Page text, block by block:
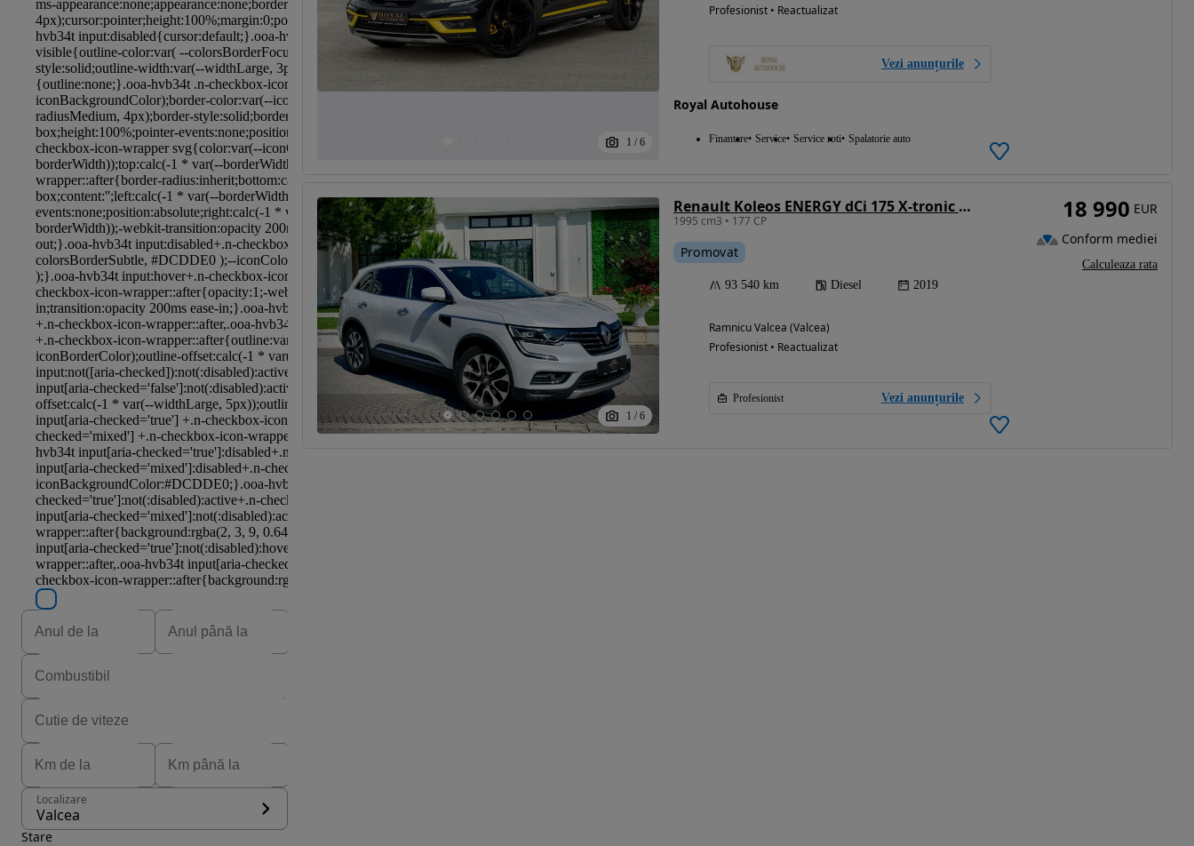
Localizare
Valcea
Stare
1 / 6
Profesionist • Reactualizat
Vezi anunțurile
Royal Autohouse
Finantare Service Service roti Spalatorie auto
1 / 6
Renault Koleos ENERGY dCi 175 X-tronic 4WD LIMITED
1995 cm3 • 177 CP
Promovat
93 540 km Diesel 2019
Ramnicu Valcea (Valcea)
Profesionist • Reactualizat
Profesionist Vezi anunțurile
18 990 EUR
Conform mediei
Calculeaza rata